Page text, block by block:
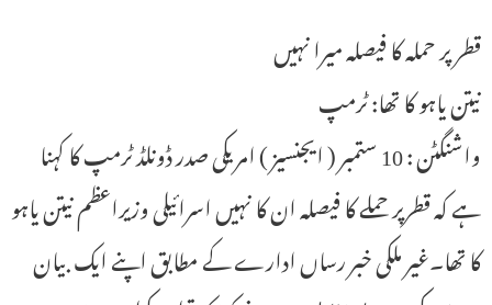
قطر پر حملہ کا فیصلہ میرا نہیں
نیتن یاہو کا تھا: ٹرمپ
واشنگٹن : 10 ستمبر ( ایجنسیز ) امریکی صدر ڈونلڈ ٹرمپ کا کہنا
ہے کہ قطرپر حملے کا فیصلہ ان کا نہیں اسرائیلی وزیراعظم نیتن یاہو
کا تھا۔غیر ملکی خبر رساں ادارے کے مطابق اپنے ایک بیان